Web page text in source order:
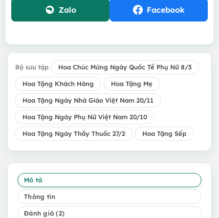
Zalo Facebook
Bộ sưu tập Hoa Chúc Mừng Ngày Quốc Tế Phụ Nữ 8/3
Hoa Tặng Khách Hàng Hoa Tặng Mẹ
Hoa Tặng Ngày Nhà Giáo Việt Nam 20/11
Hoa Tặng Ngày Phụ Nữ Việt Nam 20/10
Hoa Tặng Ngày Thầy Thuốc 27/2 Hoa Tặng Sếp
Mô tả
Thông tin
Đánh giá (2)